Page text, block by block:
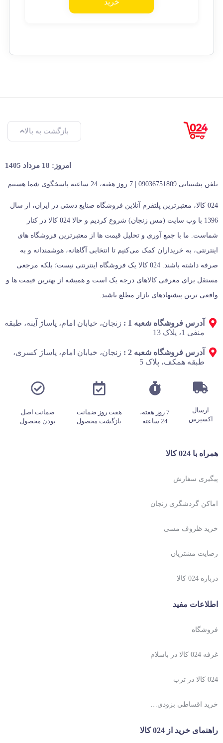
خرید
بازگشت به بالا
امروز: 18 مرداد 1405
تلفن پشتیبانی 09036751809 | 7 روز هفته، 24 ساعته پاسخگوی شما هستیم
024 کالا، معتبرترین پلتفرم آنلاین فروشگاه صنایع دستی در ایران، از سال
1396 با وب سایت (مس زنجان) شروع کردیم و حالا 024 کالا در کنار
شماست. ما با جمع‌ آوری و تحلیل قیمت‌ ها از معتبرترین فروشگاه‌ های
اینترنتی، به خریداران کمک می‌کنیم تا انتخابی آگاهانه، هوشمندانه و به‌
صرفه داشته باشند. 024 کالا یک فروشگاه اینترنتی نیست؛ بلکه مرجعی
مستقل برای معرفی کالاهای درجه یک است و همیشه از بهترین قیمت‌ ها و
واقعی‌ ترین پیشنهادهای بازار مطلع باشید.
آدرس فروشگاه شعبه 1 :
زنجان، خیابان امام، پاساژ آینه، طبقه
منفی 1، پلاک 13
آدرس فروشگاه شعبه 2 :
زنجان، خیابان امام، پاساژ کسری،
طبقه همکف، پلاک 5
ارسال
اکسپرس
7 روز هفته،
24 ساعته
هفت روز ضمانت
بازگشت محصول
ضمانت اصل
بودن محصول
همراه با 024 کالا
پیگیری سفارش
اماکن گردشگری زنجان
خرید ظروف مسی
رضایت مشتریان
درباره 024 کالا
اطلاعات مفید
فروشگاه
غرفه 024 کالا در باسلام
024 کالا در ترب
خرید اقساطی بزودی…
راهنمای خرید از 024 کالا